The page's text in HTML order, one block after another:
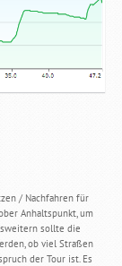
/ Nachfahren für
Anhaltspunkt, um
sollte die
ob viel Straßen
der Tour ist. Es